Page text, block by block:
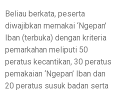
Beliau berkata, peserta
diwajibkan memakai ‘Ngepan’
Iban (terbuka) dengan kriteria
pemarkahan meliputi 50
peratus kecantikan, 30 peratus
pemakaian ‘Ngepan’ Iban dan
20 peratus susuk badan serta